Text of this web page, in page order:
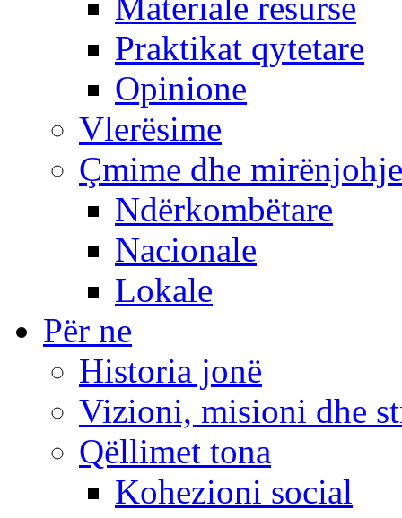
Praktikat qytetare
Opinione
Vlerësime
Çmime dhe mirënjohje
Ndërkombëtare
Nacionale
Lokale
Për ne
Historia jonë
Vizioni, misioni dhe
Qëllimet tona
Kohezioni social